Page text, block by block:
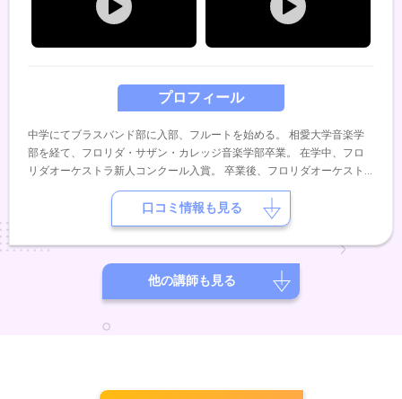
プロフィール
中学にてブラスバンド部に入部、フルートを始める。 相愛大学音楽学
部を経て、フロリダ・サザン・カレッジ音楽学部卒業。 在学中、フロ
リダオーケストラ新人コンクール入賞。 卒業後、フロリダオーケスト
ラにて複数のコンサートに出演。 帰国後は、アンサンブルを中心に演
奏活動を継続しており、ホール等でのコンサートを始め、イベントやレ
ストラン等でのライブにも多数出演中。
口コミ情報も見る
他の講師も見る